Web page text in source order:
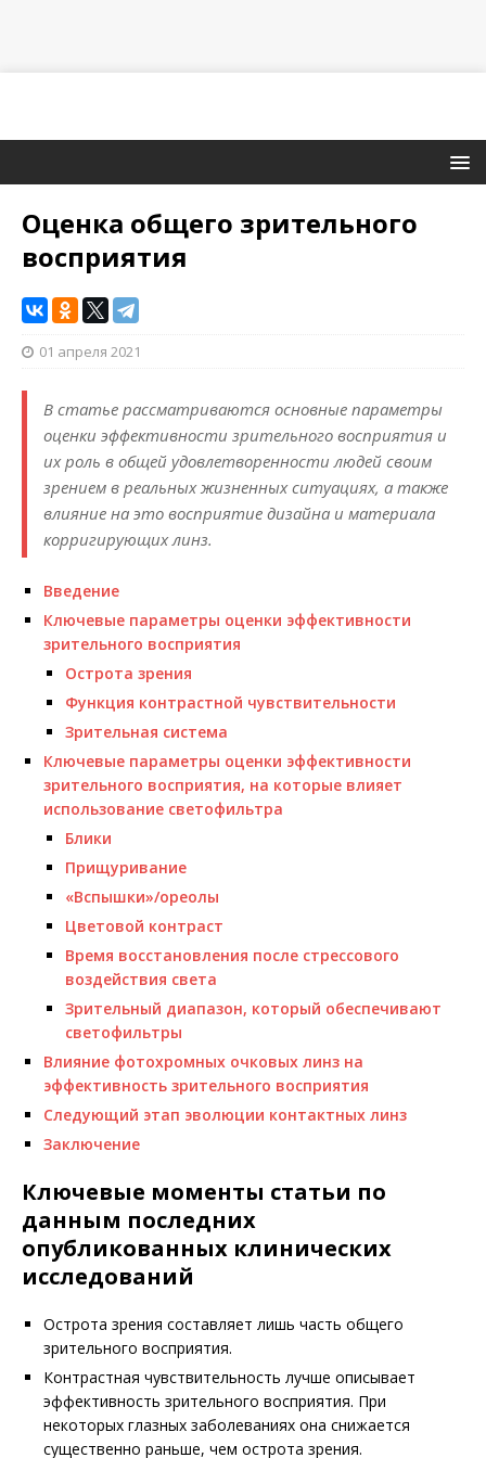
Оценка общего зрительного
восприятия
01 апреля 2021
В статье рассматриваются основные параметры
оценки эффективности зрительного восприятия и
их роль в общей удовлетворенности людей своим
зрением в реальных жизненных ситуациях, а также
влияние на это восприятие дизайна и материала
корригирующих линз.
Введение
Ключевые параметры оценки эффективности
зрительного восприятия
Острота зрения
Функция контрастной чувствительности
Зрительная система
Ключевые параметры оценки эффективности
зрительного восприятия, на которые влияет
использование светофильтра
Блики
Прищуривание
«Вспышки»/ореолы
Цветовой контраст
Время восстановления после стрессового
воздействия света
Зрительный диапазон, который обеспечивают
светофильтры
Влияние фотохромных очковых линз на
эффективность зрительного восприятия
Следующий этап эволюции контактных линз
Заключение
Ключевые моменты статьи по
данным последних
опубликованных клинических
исследований
Острота зрения составляет лишь часть общего
зрительного восприятия.
Контрастная чувствительность лучше описывает
эффективность зрительного восприятия. При
некоторых глазных заболеваниях она снижается
существенно раньше, чем острота зрения.